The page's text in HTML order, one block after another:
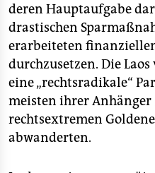
deren Hauptaufgabe
drastischen
erarbeiteten
durchzusetzen. Die
eine „rechtsradikale“
meisten ihrer Anhänger
rechtsextremen
abwanderten.